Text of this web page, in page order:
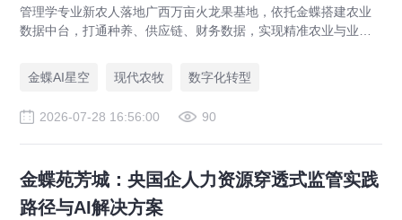
管理学专业新农人落地广西万亩火龙果基地，依托金蝶搭建农业
数据中台，打通种养、供应链、财务数据，实现精准农业与业财
金蝶AI星空
现代农牧 数字化转型
2026-07-28 16:56:00 90
金蝶苑芳城：央国企人力资源穿透式监管实践
路径与AI解决方案